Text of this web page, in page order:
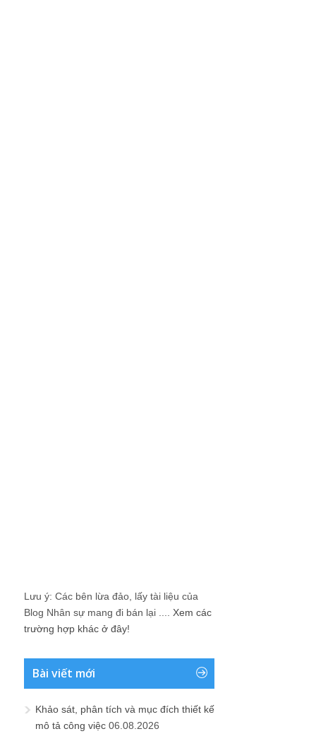
Lưu ý: Các bên lừa đảo, lấy tài liệu của
Blog Nhân sự mang đi bán lại .... Xem các
trường hợp khác ở đây!
Bài viết mới
Khảo sát, phân tích và mục đích thiết kế
mô tả công việc 06.08.2026